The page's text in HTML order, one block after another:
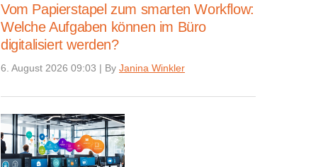
Vom Papierstapel zum smarten Workflow:
Welche Aufgaben können im Büro
digitalisiert werden?
6. August 2026 09:03 | By Janina Winkler